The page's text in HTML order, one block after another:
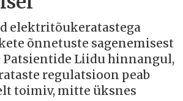
elektritõukeratastega
õnnetuste sagenemisest
Patsientide Liidu hinnangul,
regulatsioon peab
toimiv, mitte üksnes